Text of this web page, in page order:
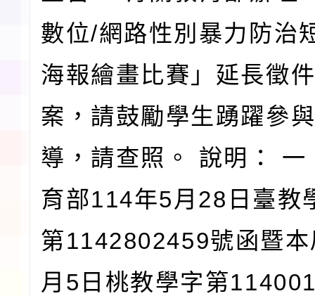
數位/網路性別暴力防治
海報繪畫比賽」延長徵
案，請鼓勵學生踴躍參
導，請查照。 說明： 一
育部114年5月28日臺教
第1142802459號函暨
月5日桃教學字第